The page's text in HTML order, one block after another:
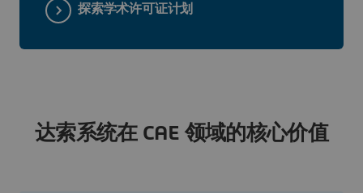
探索学术许可证计划
达索系统在 CAE 领域的核心价值